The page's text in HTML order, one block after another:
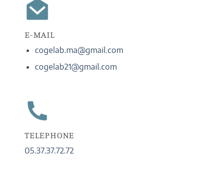
E-MAIL
cogelab.ma@gmail.com
cogelab21@gmail.com
TELEPHONE
05.37.37.72.72